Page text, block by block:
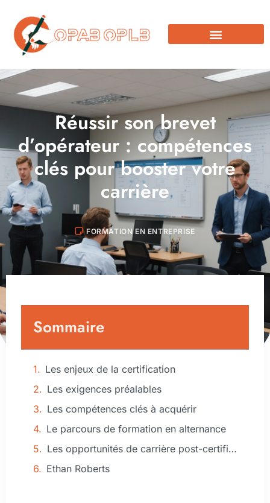
Réussir son brevet
d’opérateur : compétences
clés pour booster votre
carrière
FORMATION EN ENTREPRISE
Sommaire
Les enjeux de la certification
Les exigences préalables
Les compétences clés à acquérir
Le parcours de formation en alternance
Les opportunités de carrière post-certification
Ethan Roberts